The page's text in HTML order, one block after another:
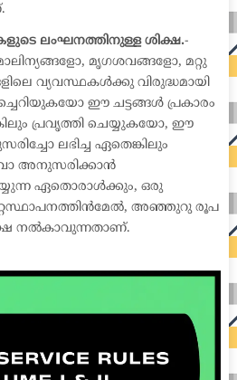
ലംഘനത്തിനുള്ള ശിക്ഷ.-
മൃഗശവങ്ങളോ, മറ്റു
വ്യവസ്ഥകൾക്കു വിരുദ്ധമായി
ഈ ചട്ടങ്ങൾ പ്രകാരം
പ്രവൃത്തി ചെയ്യുകയോ, ഈ
ലഭിച്ച ഏതെങ്കിലും
അനുസരിക്കാൻ
ഏതൊരാൾക്കും, ഒരു
അഞ്ഞുറു രൂപ
നൽകാവുന്നതാണ്.